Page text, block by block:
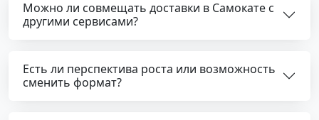
Можно ли совмещать доставки в Самокате с
другими сервисами?
Есть ли перспектива роста или возможность
сменить формат?